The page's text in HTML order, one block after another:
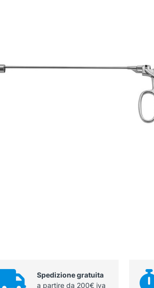
Spedizione gratuita
a partire da 200€ iva